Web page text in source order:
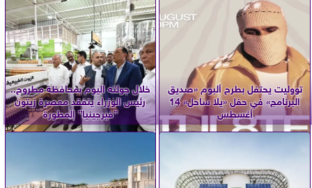
تووليت يحتفل بطرح ألبوم «صديق
البرنامج» في حفل «يلا ساحل» 14
أغسطس
خلال جولته اليوم بمحافظة مطروح..
رئيس الوزراء يتفقد معصرة زيتون
”فيرجينيا” المطورة